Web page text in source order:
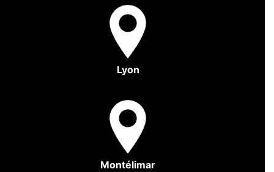
Lyon
Montélimar